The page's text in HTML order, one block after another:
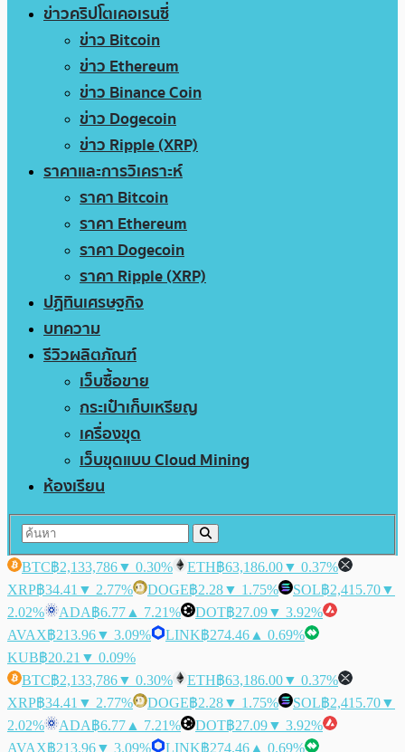
ข่าวคริปโตเคอเรนซี่
ข่าว Bitcoin
ข่าว Ethereum
ข่าว Binance Coin
ข่าว Dogecoin
ข่าว Ripple (XRP)
ราคาและการวิเคราะห์
ราคา Bitcoin
ราคา Ethereum
ราคา Dogecoin
ราคา Ripple (XRP)
ปฏิทินเศรษฐกิจ
บทความ
รีวิวผลิตภัณฑ์
เว็บซื้อขาย
กระเป๋าเก็บเหรียญ
เครื่องขุด
เว็บขุดแบบ Cloud Mining
ห้องเรียน
BTC฿2,133,786▼ 0.30% ETH฿63,186.00▼ 0.37%
XRP฿34.41 ▼ 2.77% DOGE฿2.28▼ 1.75% SOL฿2,415.70▼
2.02%
ADA฿6.77 ▲ 7.21% DOT฿27.09▼ 3.92%
AVAX฿213.96▼ 3.09% LINK฿274.46 ▲ 0.69%
KUB฿20.21 ▼ 0.09%
BTC฿2,133,786▼ 0.30% ETH฿63,186.00▼ 0.37%
XRP฿34.41 ▼ 2.77% DOGE฿2.28▼ 1.75% SOL฿2,415.70▼
2.02%
ADA฿6.77 ▲ 7.21% DOT฿27.09▼ 3.92%
AVAX฿213.96▼ 3.09% LINK฿274.46 ▲ 0.69%